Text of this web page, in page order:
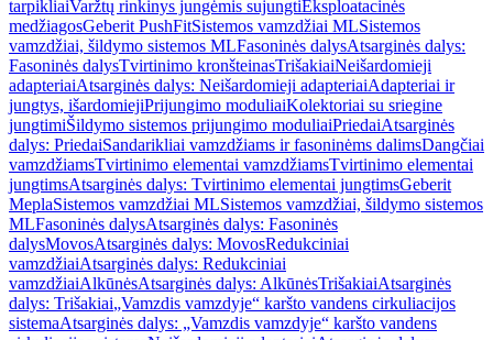
tarpikliaiVaržtų rinkinys jungėmis sujungtiEksploatacinės
medžiagosGeberit PushFitSistemos vamzdžiai MLSistemos
vamzdžiai, šildymo sistemos MLFasoninės dalysAtsarginės dalys:
Fasoninės dalysTvirtinimo kronšteinasTrišakiaiNeišardomieji
adapteriaiAtsarginės dalys: Neišardomieji adapteriaiAdapteriai ir
jungtys, išardomiejiPrijungimo moduliaiKolektoriai su sriegine
jungtimiŠildymo sistemos prijungimo moduliaiPriedaiAtsarginės
dalys: PriedaiSandarikliai vamzdžiams ir fasoninėms dalimsDangčiai
vamzdžiamsTvirtinimo elementai vamzdžiamsTvirtinimo elementai
jungtimsAtsarginės dalys: Tvirtinimo elementai jungtimsGeberit
MeplaSistemos vamzdžiai MLSistemos vamzdžiai, šildymo sistemos
MLFasoninės dalysAtsarginės dalys: Fasoninės
dalysMovosAtsarginės dalys: MovosRedukciniai
vamzdžiaiAtsarginės dalys: Redukciniai
vamzdžiaiAlkūnėsAtsarginės dalys: AlkūnėsTrišakiaiAtsarginės
dalys: Trišakiai„Vamzdis vamzdyje“ karšto vandens cirkuliacijos
sistemaAtsarginės dalys: „Vamzdis vamzdyje“ karšto vandens